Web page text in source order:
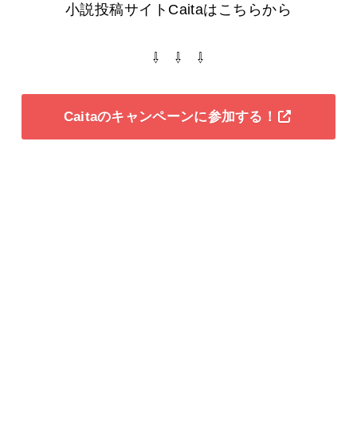
小説投稿サイトCaitaはこちらから
⇩ ⇩ ⇩
Caitaのキャンペーンに参加する！